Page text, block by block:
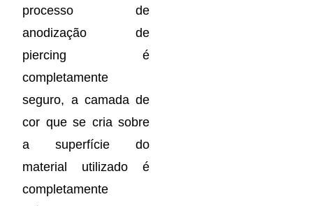
processo de
anodização de
piercing é
completamente
seguro, a camada de
cor que se cria sobre
a superfície do
material utilizado é
completamente